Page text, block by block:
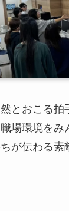
とおこる拍
場環境をみ
が伝わる素